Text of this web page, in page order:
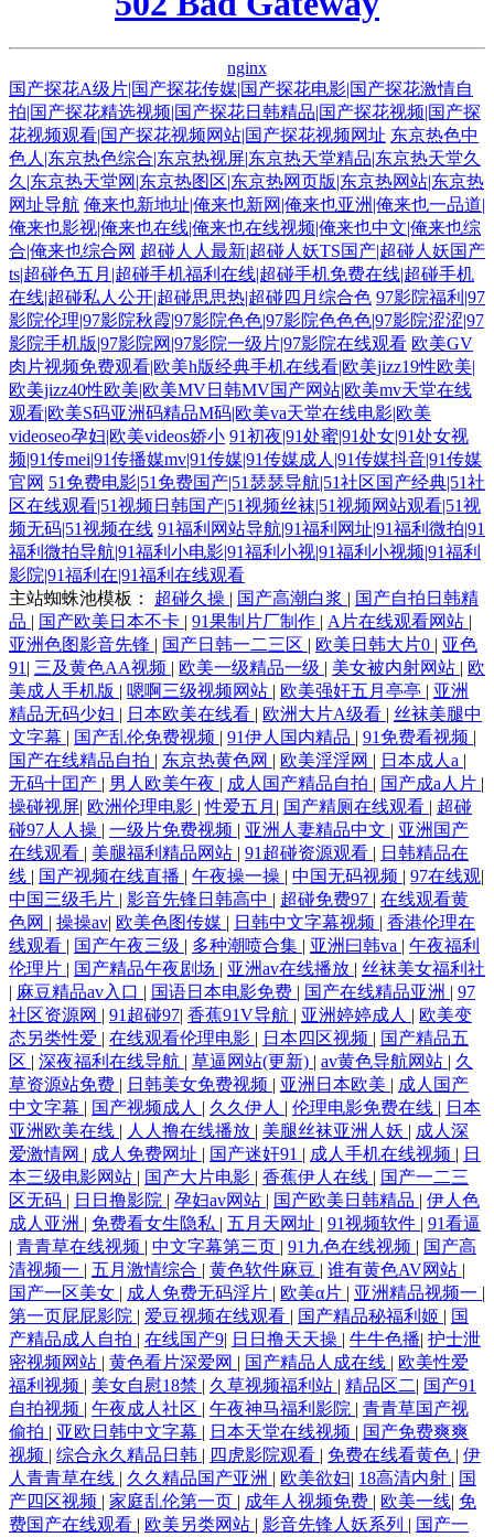
nginx
国产探花A级片|国产探花传媒|国产探花电影|国产探花激情自
拍|国产探花精选视频|国产探花日韩精品|国产探花视频|国产探
花视频观看|国产探花视频网站|国产探花视频网址 东京热色中
色人|东京热色综合|东京热视屏|东京热天堂精品|东京热天堂久
久|东京热天堂网|东京热图区|东京热网页版|东京热网站|东京热
网址导航 俺来也新地址|俺来也新网|俺来也亚洲|俺来也一品道|
俺来也影视|俺来也在线|俺来也在线视频|俺来也中文|俺来也综
合|俺来也综合网 超碰人人最新|超碰人妖TS国产|超碰人妖国产
ts|超碰色五月|超碰手机福利在线|超碰手机免费在线|超碰手机
在线|超碰私人公开|超碰思思热|超碰四月综合色 97影院福利|97
影院伦理|97影院秋霞|97影院色色|97影院色色色|97影院涩涩|97
影院手机版|97影院网|97影院一级片|97影院在线观看 欧美GV
肉片视频免费观看|欧美h版经典手机在线看|欧美jizz19性欧美|
欧美jizz40性欧美|欧美MV日韩MV国产网站|欧美mv天堂在线
观看|欧美S码亚洲码精品M码|欧美va天堂在线电影|欧美
videoseo孕妇|欧美videos娇小 91初夜|91处蜜|91处女|91处女视
频|91传mei|91传播媒mv|91传媒|91传媒成人|91传媒抖音|91传媒
官网 51免费电影|51免费国产|51瑟瑟导航|51社区国产经典|51社
区在线观看|51视频日韩国产|51视频丝袜|51视频网站观看|51视
频无码|51视频在线 91福利网站导航|91福利网址|91福利微拍|91
福利微拍导航|91福利小电影|91福利小视|91福利小视频|91福利
影院|91福利在|91福利在线观看
主站蜘蛛池模板： 超碰久操 | 国产高潮白浆 | 国产自拍日韩精
品 | 国产欧美日本不卡 | 91果制片厂制作 | A片在线观看网站 |
亚洲色图影音先锋 | 国产日韩一二三区 | 欧美日韩大片0 | 亚色
91| 三及黄色AA视频 | 欧美一级精品一级 | 美女被内射网站 | 欧
美成人手机版 | 嗯啊三级视频网站 | 欧美强奸五月亭亭 | 亚洲
精品无码少妇 | 日本欧美在线看 | 欧洲大片A级看 | 丝袜美腿中
文字幕 | 国产乱伦免费视频 | 91伊人国内精品 | 91免费看视频 |
国产在线精品自拍 | 东京热黄色网 | 欧美淫淫网 | 日本成人a |
无码十囯产 | 男人欧美午夜 | 成人国产精品自拍 | 国产成a人片 |
操碰视屏| 欧洲伦理电影 |性爱五月 | 国产精厕在线观看 | 超碰
碰97人人操 | 一级片免费视频 | 亚洲人妻精品中文 | 亚洲国产
在线观看 | 美腿福利精品网站 | 91超碰资源观看 | 日韩精品在
线 | 国产视频在线直播 | 午夜操一操 | 中国无码视频 | 97在线观|
中国三级毛片 | 影音先锋日韩高中 | 超碰免费97 | 在线观看黄
色网 | 操操av| 欧美色图传媒 | 日韩中文字幕视频 | 香港伦理在
线观看 | 国产午夜三级 | 多种潮喷合集 | 亚洲曰韩va | 午夜福利
伦理片 | 国产精品午夜剧场 | 亚洲av在线播放 | 丝袜美女福利社
| 麻豆精品av入口 | 国语日本电影免费 | 国产在线精品亚洲 | 97
社区资源网 | 91超碰97| 香蕉91V导航 | 亚洲婷婷成人 | 欧美变
态另类性爱 | 在线观看伦理电影 | 日本四区视频 | 国产精品五
区 | 深夜福利在线导航 | 草逼网站(更新) | av黄色导航网站 | 久
草资源站免费 | 日韩美女免费视频 | 亚洲日本欧美 | 成人国产
中文字幕 | 国产视频成人 | 久久伊人 | 伦理电影免费在线 | 日本
亚洲欧美在线 | 人人撸在线播放 | 美腿丝袜亚洲人妖 | 成人深
爱激情网 | 成人免费网址 | 国产迷奸91 | 成人手机在线视频 | 日
本三级电影网站 | 国产大片电影 | 香蕉伊人在线 | 国产一二三
区无码 | 日日撸影院 | 孕妇av网站 | 国产欧美日韩精品 | 伊人色
成人亚洲 | 免费看女生隐私 | 五月天网址 | 91视频软件 | 91看逼
| 青青草在线视频 | 中文字幕第三页 | 91九色在线视频 | 国产高
清视频一 | 五月激情综合 | 黄色软件麻豆 | 谁有黄色AV网站 |
国产一区美女 | 成人免费无码淫片 | 欧美α片 | 亚洲精品视频一 |
第一页屁屁影院 | 爱豆视频在线观看 | 国产精品秘福利姬 | 国
产精品成人自拍 | 在线国产9| 日日撸天天操 | 牛牛色播| 护士泄
密视频网站 | 黄色看片深爱网 | 国产精品人成在线 | 欧美性爱
福利视频 | 美女自慰18禁 | 久草视频福利站 | 精品区二| 国产91
自拍视频 | 午夜成人社区 | 午夜神马福利影院 | 青青草国产视
偷拍 | 亚欧日韩中文字幕 | 日本天堂在线视频 | 国产免费爽爽
视频 | 综合永久精品日韩 | 四虎影院观看 | 免费在线看黄色 | 伊
人青青草在线 | 久久精品国产亚洲 | 欧美欲妇| 18高清内射 | 国
产四区视频 | 家庭乱伦第一页 | 成年人视频免费 | 欧美一线| 免
费国产在线观看 | 欧美另类网站 | 影音先锋人妖系列 | 国产一